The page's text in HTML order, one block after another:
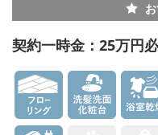
契約一時金：25万円